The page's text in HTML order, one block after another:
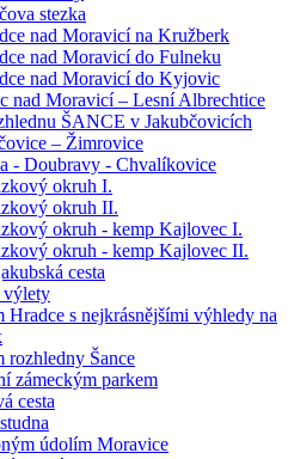
stezka
nad Moravicí na Kružberk
nad Moravicí do Fulneku
nad Moravicí do Kyjovic
nad Moravicí – Lesní Albrechtice
ŠANCE v Jakubčovicích
– Žimrovice
- Doubravy - Chvalíkovice
okruh I.
okruh II.
okruh - kemp Kajlovec I.
okruh - kemp Kajlovec II.
cesta
výlety
Hradce s nejkrásnějšími výhledy na
rozhledny Šance
zámeckým parkem
cesta
údolím Moravice